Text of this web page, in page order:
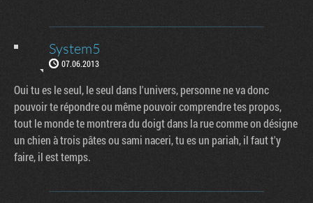
System5
07.06.2013
Oui tu es le seul, le seul dans l'univers, personne ne va donc
pouvoir te répondre ou même pouvoir comprendre tes propos,
tout le monde te montrera du doigt dans la rue comme on désigne
un chien à trois pâtes ou sami naceri, tu es un pariah, il faut t'y
faire, il est temps.